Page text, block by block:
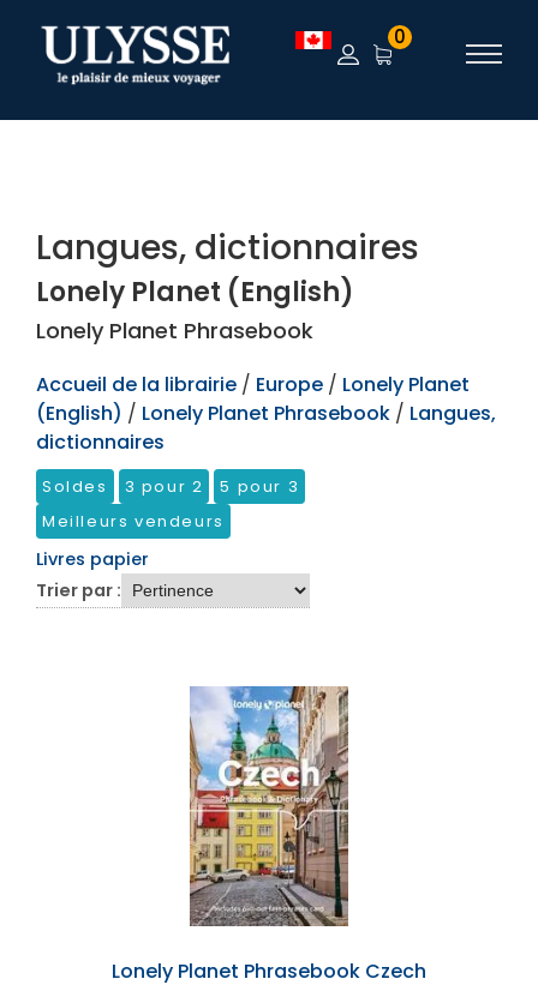
TEST 0
Langues, dictionnaires
Lonely Planet (English)
Lonely Planet Phrasebook
Accueil de la librairie / Europe / Lonely Planet
(English) / Lonely Planet Phrasebook / Langues,
dictionnaires
Soldes 3 pour 2
5 pour 3
Meilleurs vendeurs
Livres papier
Trier par :
Lonely Planet Phrasebook Czech